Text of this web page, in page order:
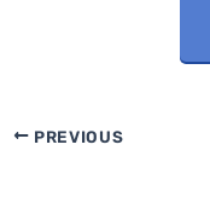
PREVIOUS